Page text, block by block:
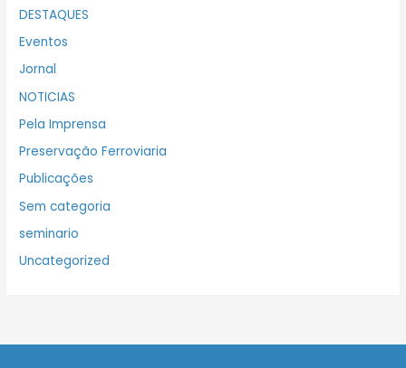
DESTAQUES
Eventos
Jornal
NOTICIAS
Pela Imprensa
Preservação Ferroviaria
Publicações
Sem categoria
seminario
Uncategorized